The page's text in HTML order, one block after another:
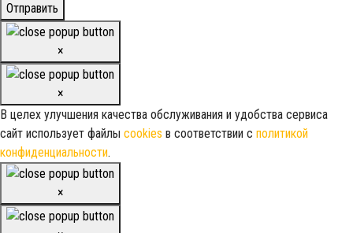
Отправить
×
×
В целех улучшения качества обслуживания и удобства сервиса
сайт использует файлы cookies в соответствии с политикой
конфиденциальности.
×